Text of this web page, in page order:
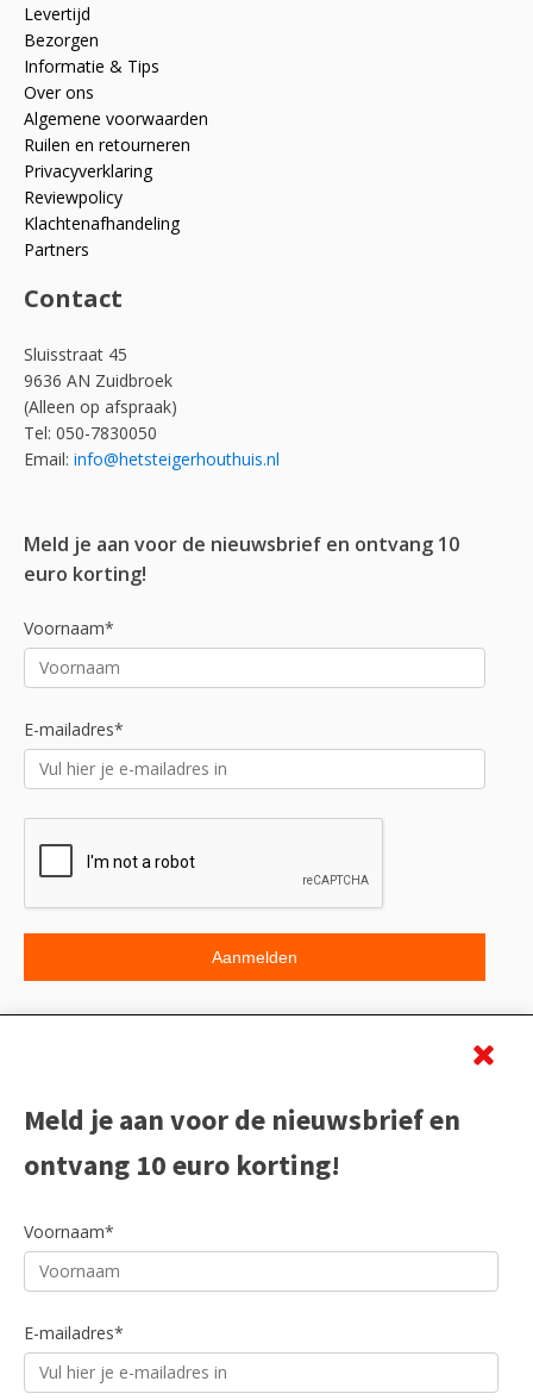
Levertijd
Bezorgen
Informatie & Tips
Over ons
Algemene voorwaarden
Ruilen en retourneren
Privacyverklaring
Reviewpolicy
Klachtenafhandeling
Partners
Contact
Sluisstraat 45
9636 AN Zuidbroek
(Alleen op afspraak)
Tel: 050-7830050
Email: info@hetsteigerhouthuis.nl
Meld je aan voor de nieuwsbrief en ontvang 10
euro korting!
Voornaam*
E-mailadres*
Meld je aan voor de nieuwsbrief en
ontvang 10 euro korting!
Voornaam*
E-mailadres*